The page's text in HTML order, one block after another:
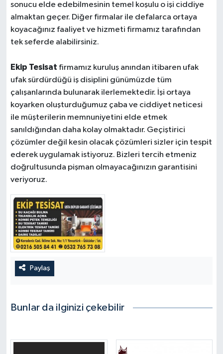
sonucu elde edebilmesinin temel koşulu o işi ciddiye
almaktan geçer. Diğer firmalar ile defalarca ortaya
koyacağınız faaliyet ve hizmeti firmamız tarafından
tek seferde alabilirsiniz.
Ekip Tesisat firmamız kuruluş anından itibaren ufak
ufak sürdürdüğü iş disiplini günümüzde tüm
çalışanlarında bulunarak ilerlemektedir. İşi ortaya
koyarken oluşturduğumuz çaba ve ciddiyet neticesi
ile müşterilerin memnuniyetini elde etmek
sanıldığından daha kolay olmaktadır. Geçiştirici
çözümler değil kesin olacak çözümleri sizler için tespit
ederek uygulamak istiyoruz. Bizleri tercih etmeniz
doğrultusunda pişman olmayacağınızın garantisini
veriyoruz.
Paylaş
Bunlar da ilginizi çekebilir